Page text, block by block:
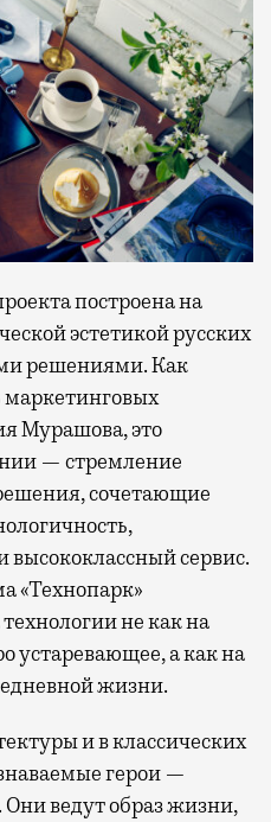
построена на
эстетикой русских
решениями. Как
маркетинговых
Мурашова, это
— стремление
сочетающие
высококлассный сервис.
«Технопарк»
не как на
устаревающее, а как на
жизни.
и в классических
герои —
ведут образ жизни,